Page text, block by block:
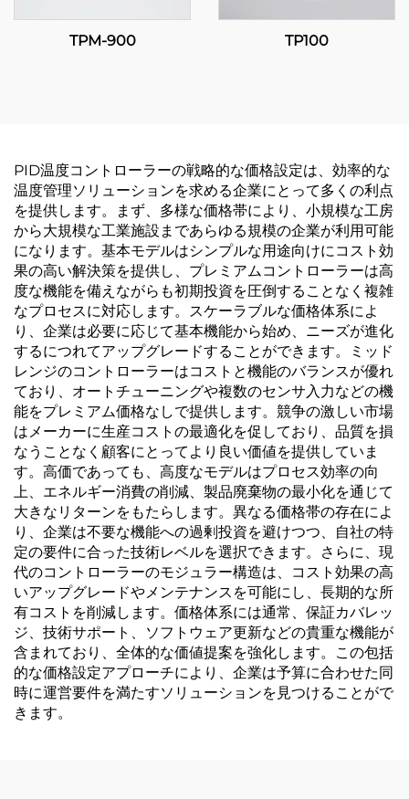
TPM-900 TP100
PID温度コントローラーの戦略的な価格設定は、効率的な
温度管理ソリューションを求める企業にとって多くの利点
を提供します。まず、多様な価格帯により、小規模な工房
から大規模な工業施設まであらゆる規模の企業が利用可能
になります。基本モデルはシンプルな用途向けにコスト効
果の高い解決策を提供し、プレミアムコントローラーは高
度な機能を備えながらも初期投資を圧倒することなく複雑
なプロセスに対応します。スケーラブルな価格体系によ
り、企業は必要に応じて基本機能から始め、ニーズが進化
するにつれてアップグレードすることができます。ミッド
レンジのコントローラーはコストと機能のバランスが優れ
ており、オートチューニングや複数のセンサ入力などの機
能をプレミアム価格なしで提供します。競争の激しい市場
はメーカーに生産コストの最適化を促しており、品質を損
なうことなく顧客にとってより良い価値を提供していま
す。高価であっても、高度なモデルはプロセス効率の向
上、エネルギー消費の削減、製品廃棄物の最小化を通じて
大きなリターンをもたらします。異なる価格帯の存在によ
り、企業は不要な機能への過剰投資を避けつつ、自社の特
定の要件に合った技術レベルを選択できます。さらに、現
代のコントローラーのモジュラー構造は、コスト効果の高
いアップグレードやメンテナンスを可能にし、長期的な所
有コストを削減します。価格体系には通常、保証カバレッ
ジ、技術サポート、ソフトウェア更新などの貴重な機能が
含まれており、全体的な価値提案を強化します。この包括
的な価格設定アプローチにより、企業は予算に合わせた同
時に運営要件を満たすソリューションを見つけることがで
きます。